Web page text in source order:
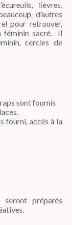
lièvres,
d’autres
pour retrouver,
féminin sacré. Il
cercles de
sont fournis
fourni, accès à la
seront préparés